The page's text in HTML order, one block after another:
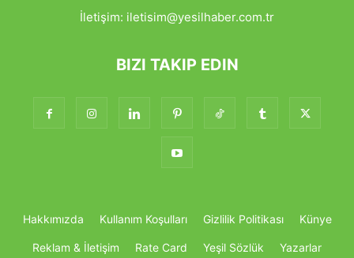
İletişim: iletisim@yesilhaber.com.tr
BIZI TAKIP EDIN
Hakkımızda Kullanım Koşulları Gizlilik Politikası Künye
Reklam & İletişim Rate Card Yeşil Sözlük Yazarlar